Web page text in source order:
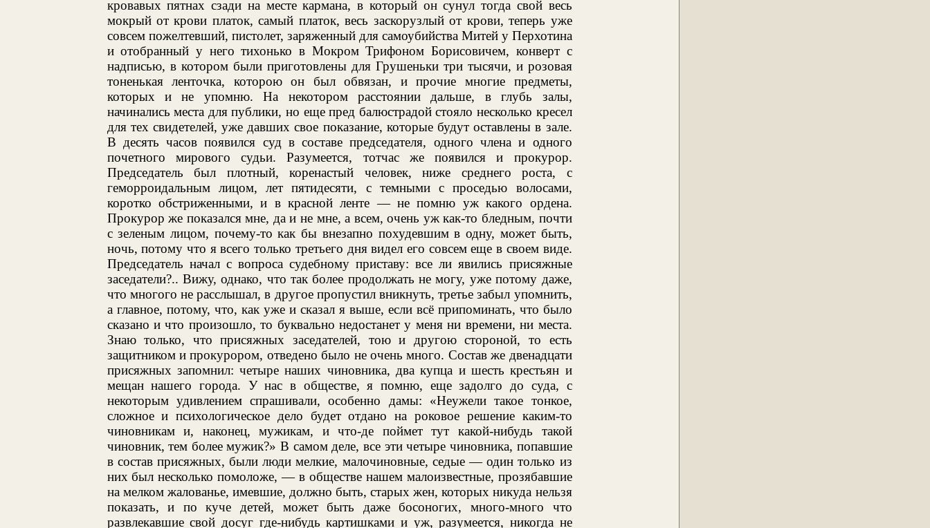
кровавых пятнах сзади на месте кармана, в который он сунул тогда свой весь
мокрый от крови платок, самый платок, весь заскорузлый от крови, теперь уже
совсем пожелтевший, пистолет, заряженный для самоубийства Митей у Перхотина
и отобранный у него тихонько в Мокром Трифоном Борисовичем, конверт с
надписью, в котором были приготовлены для Грушеньки три тысячи, и розовая
тоненькая ленточка, которою он был обвязан, и прочие многие предметы,
которых и не упомню. На некотором расстоянии дальше, в глубь залы,
начинались места для публики, но еще пред балюстрадой стояло несколько кресел
для тех свидетелей, уже давших свое показание, которые будут оставлены в зале.
В десять часов появился суд в составе председателя, одного члена и одного
почетного мирового судьи. Разумеется, тотчас же появился и прокурор.
Председатель был плотный, коренастый человек, ниже среднего роста, с
геморроидальным лицом, лет пятидесяти, с темными с проседью волосами,
коротко обстриженными, и в красной ленте — не помню уж какого ордена.
Прокурор же показался мне, да и не мне, а всем, очень уж как-то бледным, почти
с зеленым лицом, почему-то как бы внезапно похудевшим в одну, может быть,
ночь, потому что я всего только третьего дня видел его совсем еще в своем виде.
Председатель начал с вопроса судебному приставу: все ли явились присяжные
заседатели?.. Вижу, однако, что так более продолжать не могу, уже потому даже,
что многого не расслышал, в другое пропустил вникнуть, третье забыл упомнить,
а главное, потому, что, как уже и сказал я выше, если всё припоминать, что было
сказано и что произошло, то буквально недостанет у меня ни времени, ни места.
Знаю только, что присяжных заседателей, тою и другою стороной, то есть
защитником и прокурором, отведено было не очень много. Состав же двенадцати
присяжных запомнил: четыре наших чиновника, два купца и шесть крестьян и
мещан нашего города. У нас в обществе, я помню, еще задолго до суда, с
некоторым удивлением спрашивали, особенно дамы: «Неужели такое тонкое,
сложное и психологическое дело будет отдано на роковое решение каким-то
чиновникам и, наконец, мужикам, и что-де поймет тут какой-нибудь такой
чиновник, тем более мужик?» В самом деле, все эти четыре чиновника, попавшие
в состав присяжных, были люди мелкие, малочиновные, седые — один только из
них был несколько помоложе, — в обществе нашем малоизвестные, прозябавшие
на мелком жалованье, имевшие, должно быть, старых жен, которых никуда нельзя
показать, и по куче детей, может быть даже босоногих, много-много что
развлекавшие свой досуг где-нибудь картишками и уж, разумеется, никогда не